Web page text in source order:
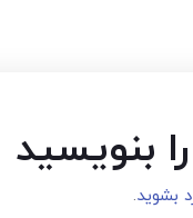
بنویسید
بشوید.